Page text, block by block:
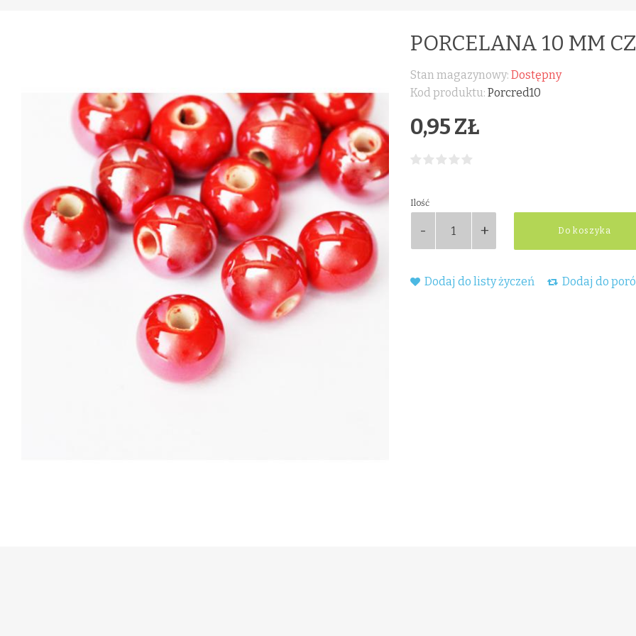
PORCELANA 10 MM
Stan magazynowy: Dostępny
Kod produktu: Porcred10
0,95 ZŁ
Ilość
Do koszyka
Dodaj do listy życzeń Dodaj do